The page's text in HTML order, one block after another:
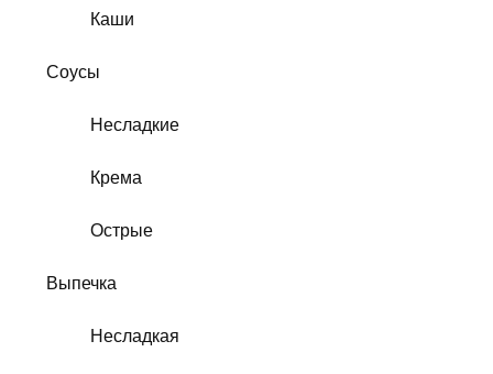
Каши
Соусы
Несладкие
Крема
Острые
Выпечка
Несладкая